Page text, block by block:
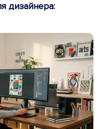
дизайнера: